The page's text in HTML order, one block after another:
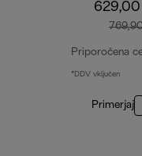
Priporočena
*DDV vključen
Primerjaj